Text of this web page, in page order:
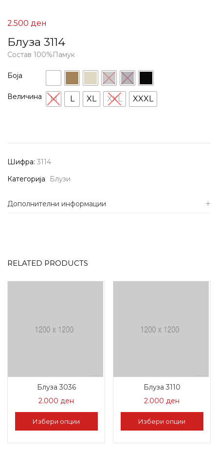
Блуза 3114
2.500 ден
Состав 100%Памук
Боја
Величина M L XL XXL XXXL
Шифра: 3114
Категорија
Блузи
Дополнителни информации
RELATED PRODUCTS
Блуза 3036
2.000 ден
Избери опции
Блуза 3110
2.000 ден
Избери опции